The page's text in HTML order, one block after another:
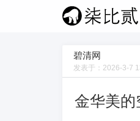
碧清网
发表于： 2026-3-7
金华美的